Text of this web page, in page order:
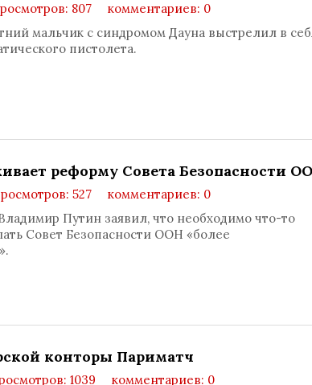
807
комментариев: 0
мальчик с синдромом Дауна выстрелил в
пистолета.
реформу Совета Безопасности
527
комментариев: 0
Путин заявил, что необходимо что-то
Совет Безопасности ООН «более
конторы Париматч
1039
комментариев: 0